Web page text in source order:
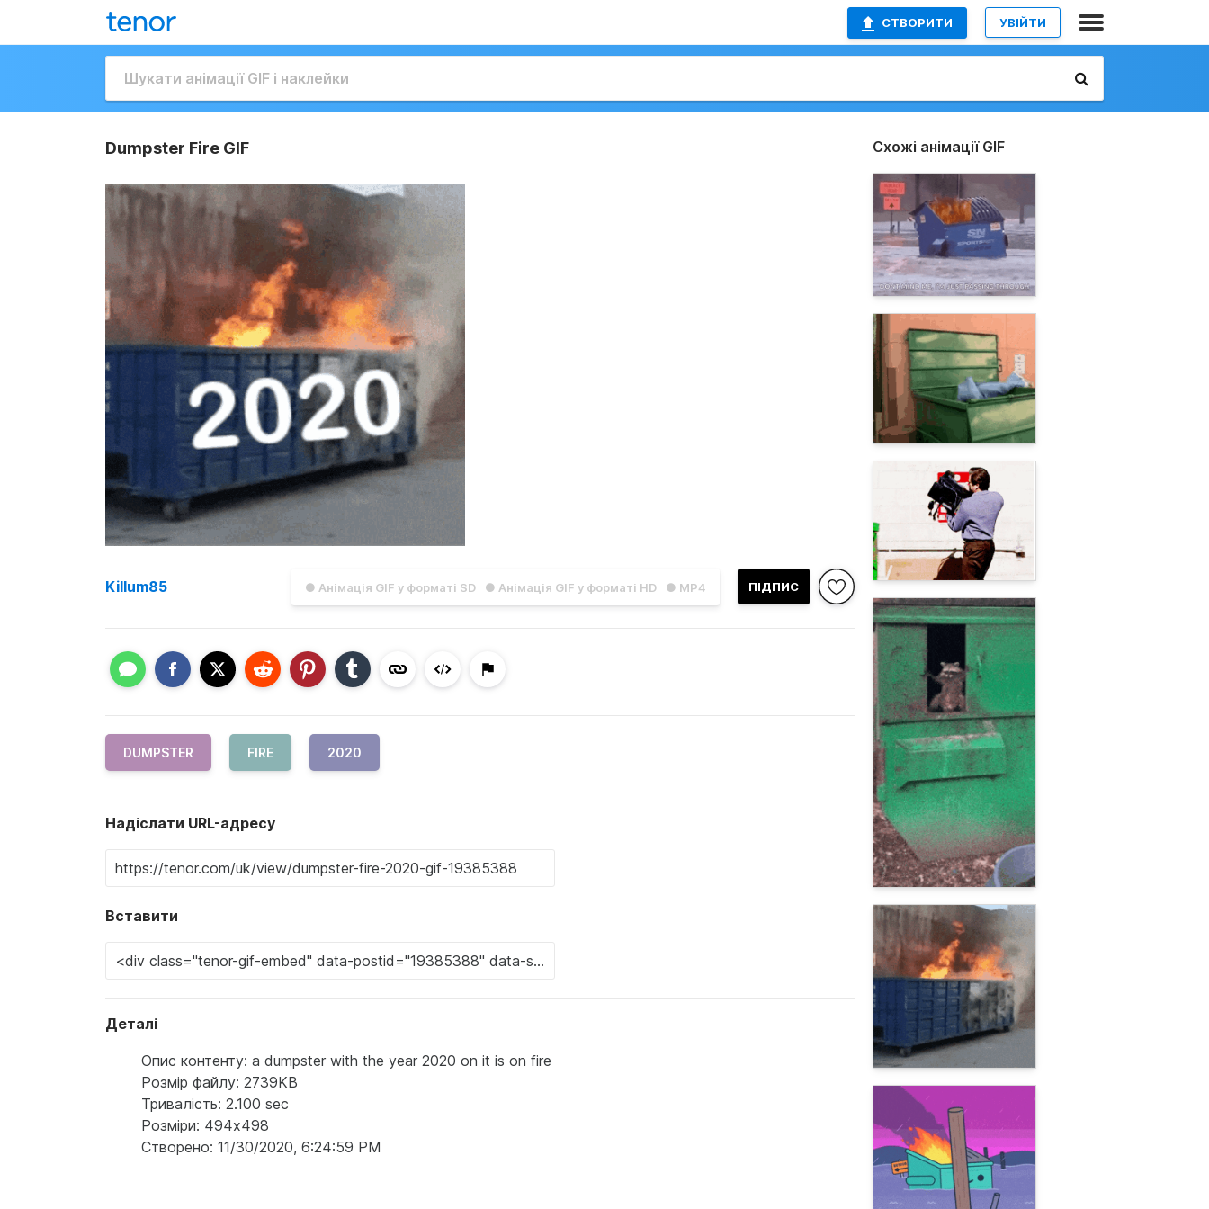
СТВОРИТИ УВІЙТИ
Dumpster Fire GIF
● Анімація GIF у форматі SD ● Анімація GIF у форматі HD ● MP4 ПІДПИС
Killum85
DUMPSTER FIRE 2020
Надіслати URL-адресу
Вставити
Деталі
Опис контенту: a dumpster with the year 2020 on it is on fire
Розмір файлу: 2739KB
Тривалість: 2.100 sec
Розміри: 494x498
Створено: 11/30/2020, 6:24:59 PM
Схожі анімації GIF